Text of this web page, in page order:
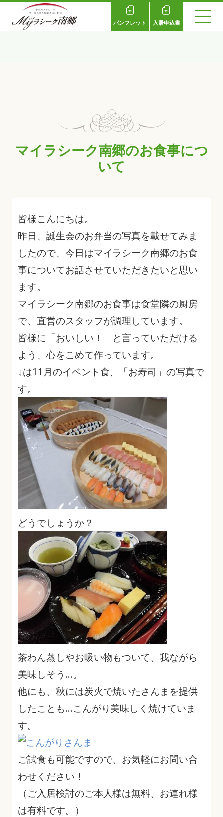
パンフレット 入居申込書
マイラシーク南郷のお食事につ
いて
皆様こんにちは。
昨日、誕生会のお弁当の写真を載せてみま
したので、今日はマイラシーク南郷のお食
事についてお話させていただきたいと思い
ます。
マイラシーク南郷のお食事は食堂隣の厨房
で、直営のスタッフが調理しています。
皆様に「おいしい！」と言っていただける
よう、心をこめて作っています。
↓は11月のイベント食、「お寿司」の写真で
す。
どうでしょうか？
茶わん蒸しやお吸い物もついて、我ながら
美味しそう…。
他にも、秋には炭火で焼いたさんまを提供
したことも…こんがり美味しく焼けていま
す。
ご試食も可能ですので、お気軽にお問い合
わせください！
（ご入居検討のご本人様は無料、お連れ様
は有料です。）